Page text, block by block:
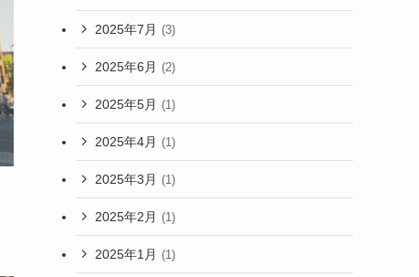
2025年7月 (3)
2025年6月 (2)
2025年5月 (1)
2025年4月 (1)
2025年3月 (1)
2025年2月 (1)
2025年1月 (1)